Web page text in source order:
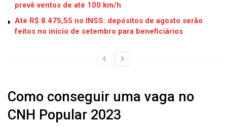
prevê ventos de até 100 km/h
Até R$ 8.475,55 no INSS: depósitos de agosto serão
feitos no início de setembro para beneficiários
Como conseguir uma vaga no
CNH Popular 2023